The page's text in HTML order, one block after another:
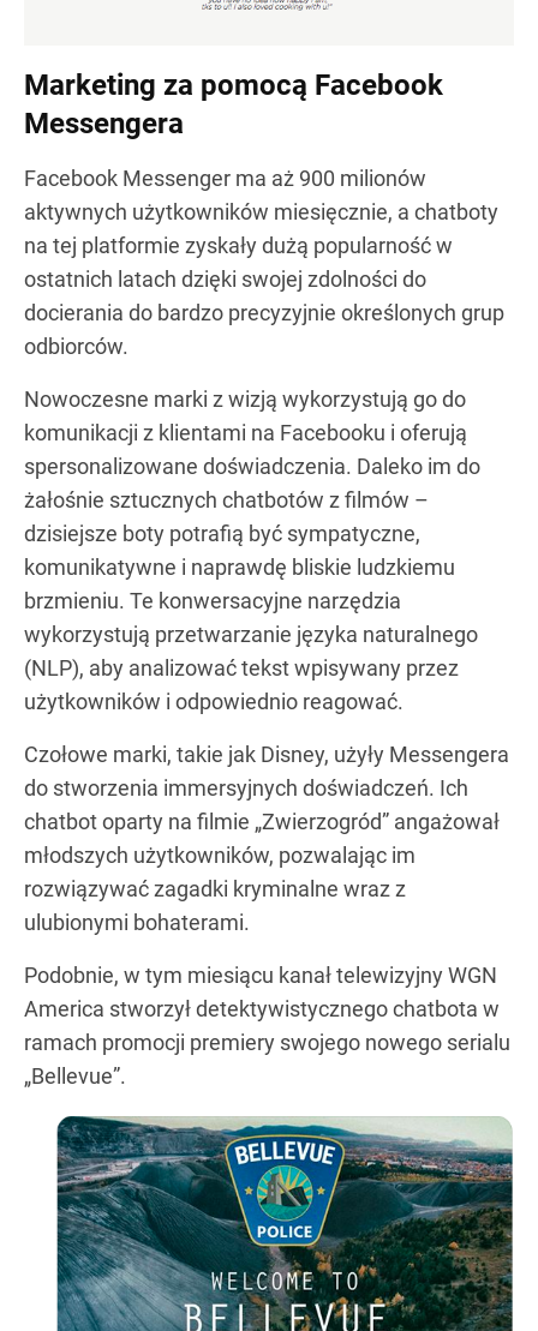
Marketing za pomocą Facebook
Messengera
Facebook Messenger ma aż 900 milionów
aktywnych użytkowników miesięcznie, a chatboty
na tej platformie zyskały dużą popularność w
ostatnich latach dzięki swojej zdolności do
docierania do bardzo precyzyjnie określonych grup
odbiorców.
Nowoczesne marki z wizją wykorzystują go do
komunikacji z klientami na Facebooku i oferują
spersonalizowane doświadczenia. Daleko im do
żałośnie sztucznych chatbotów z filmów –
dzisiejsze boty potrafią być sympatyczne,
komunikatywne i naprawdę bliskie ludzkiemu
brzmieniu. Te konwersacyjne narzędzia
wykorzystują przetwarzanie języka naturalnego
(NLP), aby analizować tekst wpisywany przez
użytkowników i odpowiednio reagować.
Czołowe marki, takie jak Disney, użyły Messengera
do stworzenia immersyjnych doświadczeń. Ich
chatbot oparty na filmie „Zwierzogród” angażował
młodszych użytkowników, pozwalając im
rozwiązywać zagadki kryminalne wraz z
ulubionymi bohaterami.
Podobnie, w tym miesiącu kanał telewizyjny WGN
America stworzył detektywistycznego chatbota w
ramach promocji premiery swojego nowego serialu
„Bellevue”.